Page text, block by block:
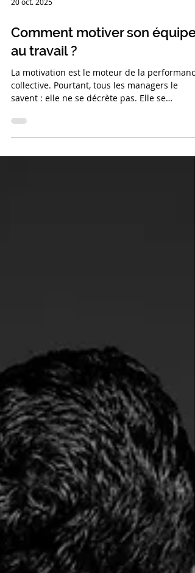
20 oct. 2025
Comment motiver son équipe
au travail ?
La motivation est le moteur de la performance
collective. Pourtant, tous les managers le